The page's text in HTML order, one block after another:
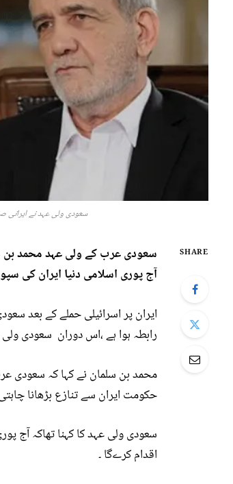
سعودی ولی عہد نے ایرانی
SHARE
سعودی عرب کے ولی عہد محمد بن
آج پوری اسلامی دنیا ایران کی
ایران پر اسرائیلی حملے کے بعد
رابطہ ہوا ہے ،اس دوران سعودی
محمد بن سلمان نے کہا کہ سعودی
حکومت ایران سے تنازع بڑھانا
سعودی ولی عہد کا کہنا تھاکہ آج
اقدام کرےگا ۔